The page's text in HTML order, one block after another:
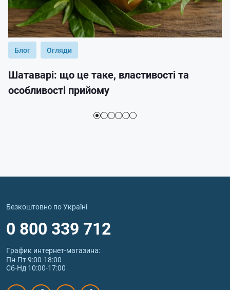
Блог Огляди
Шатаварі: що це таке, властивості та
особливості прийому
Безкоштовно по Україні
0 800 339 712
График интернет‑магазина:
Пн-Пт 9:00-18:00
Сб-Нд 10:00-17:00